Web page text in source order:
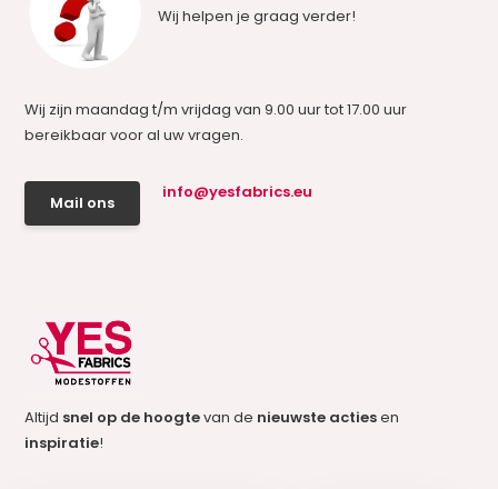
Wij helpen je graag verder!
Wij zijn maandag t/m vrijdag van 9.00 uur tot 17.00 uur
bereikbaar voor al uw vragen.
Mail ons
info@yesfabrics.eu
Altijd snel op de hoogtevan de nieuwste actiesen
inspiratie!